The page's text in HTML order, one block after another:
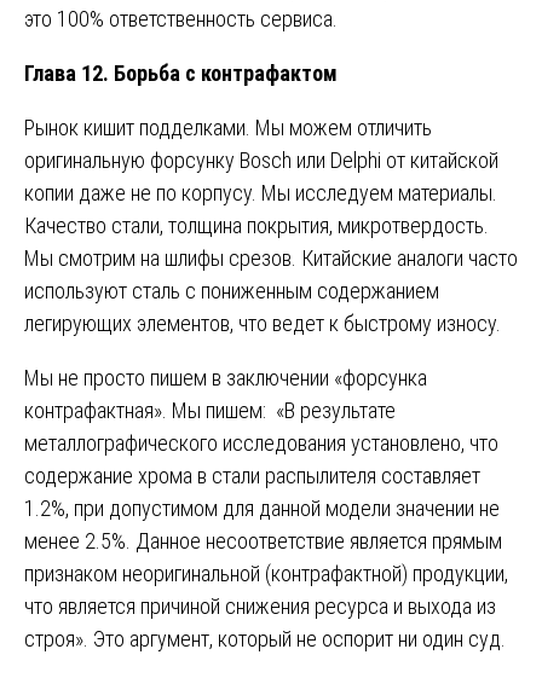
это 100% ответственность сервиса.
Глава 12. Борьба с контрафактом
Рынок кишит подделками. Мы можем отличить
оригинальную форсунку Bosch или Delphi от китайской
копии даже не по корпусу. Мы исследуем материалы.
Качество стали, толщина покрытия, микротвердость.
Мы смотрим на шлифы срезов. Китайские аналоги часто
используют сталь с пониженным содержанием
легирующих элементов, что ведет к быстрому износу.
Мы не просто пишем в заключении «форсунка
контрафактная». Мы пишем: «В результате
металлографического исследования установлено, что
содержание хрома в стали распылителя составляет
1.2%, при допустимом для данной модели значении не
менее 2.5%. Данное несоответствие является прямым
признаком неоригинальной (контрафактной) продукции,
что является причиной снижения ресурса и выхода из
строя». Это аргумент, который не оспорит ни один суд.